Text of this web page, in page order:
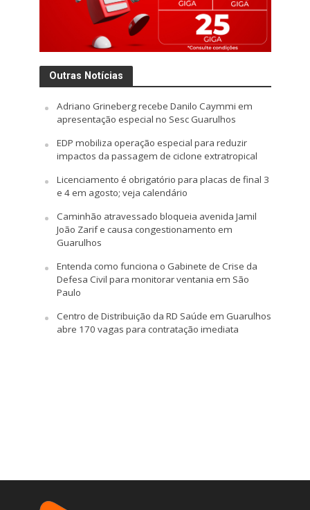
Outras Notícias
Adriano Grineberg recebe Danilo Caymmi em
apresentação especial no Sesc Guarulhos
EDP mobiliza operação especial para reduzir
impactos da passagem de ciclone extratropical
Licenciamento é obrigatório para placas de final 3
e 4 em agosto; veja calendário
Caminhão atravessado bloqueia avenida Jamil
João Zarif e causa congestionamento em
Guarulhos
Entenda como funciona o Gabinete de Crise da
Defesa Civil para monitorar ventania em São
Paulo
Centro de Distribuição da RD Saúde em Guarulhos
abre 170 vagas para contratação imediata